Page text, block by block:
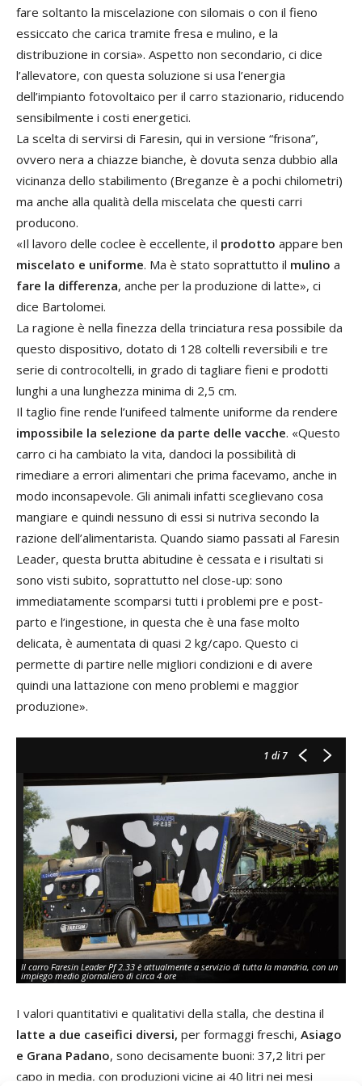
fare soltanto la miscelazione con silomais o con il fieno
essiccato che carica tramite fresa e mulino, e la
distribuzione in corsia». Aspetto non secondario, ci dice
l’allevatore, con questa soluzione si usa l’energia
dell’impianto fotovoltaico per il carro stazionario, riducendo
sensibilmente i costi energetici.
La scelta di servirsi di Faresin, qui in versione “frisona”,
ovvero nera a chiazze bianche, è dovuta senza dubbio alla
vicinanza dello stabilimento (Breganze è a pochi chilometri)
ma anche alla qualità della miscelata che questi carri
producono.
«Il lavoro delle coclee è eccellente, il prodotto appare ben
miscelato e uniforme. Ma è stato soprattutto il mulino a
fare la differenza, anche per la produzione di latte», ci
dice Bartolomei.
La ragione è nella finezza della trinciatura resa possibile da
questo dispositivo, dotato di 128 coltelli reversibili e tre
serie di controcoltelli, in grado di tagliare fieni e prodotti
lunghi a una lunghezza minima di 2,5 cm.
Il taglio fine rende l’unifeed talmente uniforme da rendere
impossibile la selezione da parte delle vacche. «Questo
carro ci ha cambiato la vita, dandoci la possibilità di
rimediare a errori alimentari che prima facevamo, anche in
modo inconsapevole. Gli animali infatti sceglievano cosa
mangiare e quindi nessuno di essi si nutriva secondo la
razione dell’alimentarista. Quando siamo passati al Faresin
Leader, questa brutta abitudine è cessata e i risultati si
sono visti subito, soprattutto nel close-up: sono
immediatamente scomparsi tutti i problemi pre e post-
parto e l’ingestione, in questa che è una fase molto
delicata, è aumentata di quasi 2 kg/capo. Questo ci
permette di partire nelle migliori condizioni e di avere
quindi una lattazione con meno problemi e maggior
produzione».
1 di 7
Il carro Faresin Leader Pf 2.33 è attualmente a servizio di tutta la mandria, con un
impiego medio giornaliero di circa 4 ore
I valori quantitativi e qualitativi della stalla, che destina il
latte a due caseifici diversi, per formaggi freschi, Asiago
e Grana Padano, sono decisamente buoni: 37,2 litri per
capo in media, con produzioni vicine ai 40 litri nei mesi